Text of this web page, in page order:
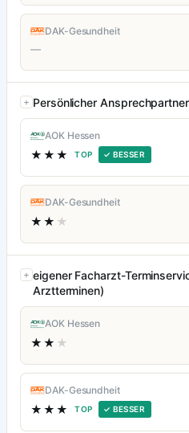
DAK-Gesundheit
—
Persönlicher
AOK Hessen
★★★ TOP ✓ BESSER
DAK-Gesundheit
★★ ★
eigener Facharzt-
Arztterminen)
AOK Hessen
★★ ★
DAK-Gesundheit
★★★ TOP ✓ BESSER